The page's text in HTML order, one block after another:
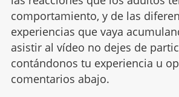
comportamiento, y de las
experiencias que vaya
asistir al vídeo no dejes de
contándonos tu experiencia u
comentarios abajo.